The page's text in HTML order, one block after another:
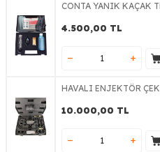
CONTA YANIK KAÇAK
4.500,00 TL
HAVALI ENJEKTÖR
10.000,00 TL